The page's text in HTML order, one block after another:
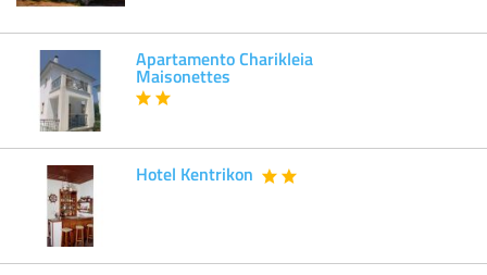
Apartamento Charikleia
Maisonettes
Hotel Kentrikon